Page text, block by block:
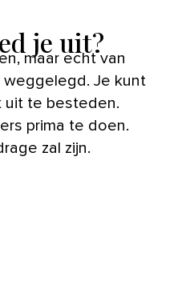
je uit?
maar echt van
Je kunt
uit te besteden.
prima te doen.
zal zijn.